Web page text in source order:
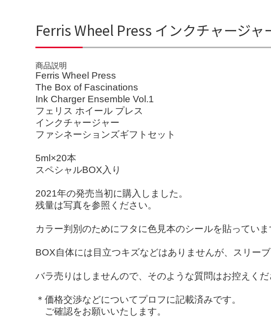
Ferris Wheel Press インクチャージ
商品説明
Ferris Wheel Press
The Box of Fascinations
Ink Charger Ensemble Vol.1
フェリス ホイール プレス
インクチャージャー
ファシネーションズギフトセット
5ml×20本
スペシャルBOX入り
2021年の発売当初に購入しました。
残量は写真を参照ください。
カラー判別のためにフタに色見本のシールを貼ってい
BOX自体には目立つキズなどはありませんが、スリー
バラ売りはしませんので、そのような質問はお控えくだ
＊価格交渉などについてプロフに記載済みです。
ご確認をお願いいたします。